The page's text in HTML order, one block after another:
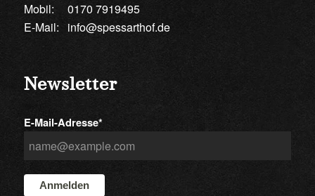
Mobil:
0170 7919495
E-Mail:
info@spessarthof.de
Newsletter
E-Mail-Adresse*
Anmelden